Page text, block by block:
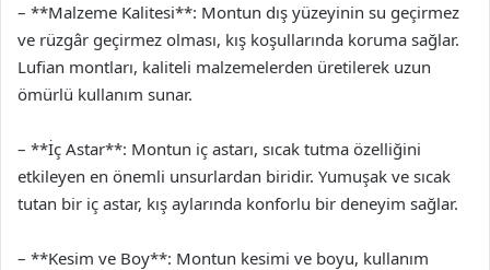
– **Malzeme Kalitesi**: Montun dış yüzeyinin su geçirmez
ve rüzgâr geçirmez olması, kış koşullarında koruma sağlar.
Lufian montları, kaliteli malzemelerden üretilerek uzun
ömürlü kullanım sunar.
– **İç Astar**: Montun iç astarı, sıcak tutma özelliğini
etkileyen en önemli unsurlardan biridir. Yumuşak ve sıcak
tutan bir iç astar, kış aylarında konforlu bir deneyim sağlar.
– **Kesim ve Boy**: Montun kesimi ve boyu, kullanım